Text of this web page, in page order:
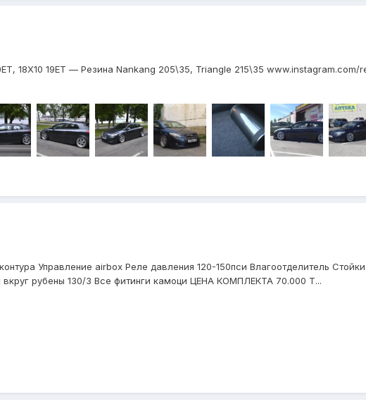
18Х10 19ЕТ — Резина Nankang 205\35, Triangle 215\35 www.instagram.com/
Управление airbox Реле давления 120-150пси Влагоотделитель
рубены 130/3 Все фитинги камоци ЦЕНА КОМПЛЕКТА 70.000 Т...